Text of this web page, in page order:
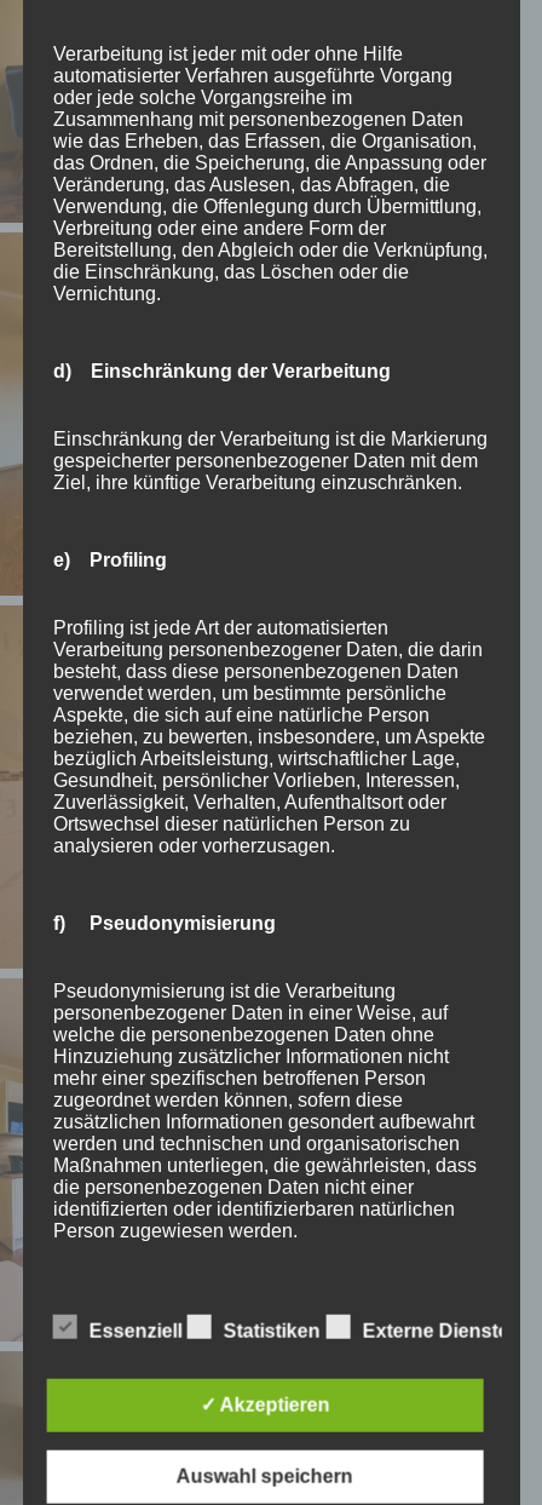
Verarbeitung ist jeder mit oder ohne Hilfe
automatisierter Verfahren ausgeführte Vorgang
oder jede solche Vorgangsreihe im
Zusammenhang mit personenbezogenen Daten
wie das Erheben, das Erfassen, die Organisation,
das Ordnen, die Speicherung, die Anpassung oder
Veränderung, das Auslesen, das Abfragen, die
Verwendung, die Offenlegung durch Übermittlung,
Verbreitung oder eine andere Form der
Bereitstellung, den Abgleich oder die Verknüpfung,
die Einschränkung, das Löschen oder die
Vernichtung.
d) Einschränkung der Verarbeitung
Einschränkung der Verarbeitung ist die Markierung
gespeicherter personenbezogener Daten mit dem
Ziel, ihre künftige Verarbeitung einzuschränken.
e) Profiling
Profiling ist jede Art der automatisierten
Verarbeitung personenbezogener Daten, die darin
besteht, dass diese personenbezogenen Daten
verwendet werden, um bestimmte persönliche
Aspekte, die sich auf eine natürliche Person
beziehen, zu bewerten, insbesondere, um Aspekte
bezüglich Arbeitsleistung, wirtschaftlicher Lage,
Gesundheit, persönlicher Vorlieben, Interessen,
Zuverlässigkeit, Verhalten, Aufenthaltsort oder
Ortswechsel dieser natürlichen Person zu
analysieren oder vorherzusagen.
f) Pseudonymisierung
Pseudonymisierung ist die Verarbeitung
personenbezogener Daten in einer Weise, auf
welche die personenbezogenen Daten ohne
Hinzuziehung zusätzlicher Informationen nicht
mehr einer spezifischen betroffenen Person
zugeordnet werden können, sofern diese
zusätzlichen Informationen gesondert aufbewahrt
werden und technischen und organisatorischen
Maßnahmen unterliegen, die gewährleisten, dass
die personenbezogenen Daten nicht einer
identifizierten oder identifizierbaren natürlichen
Person zugewiesen werden.
Verantwortlicher
Verantwortlicher oder für die Verarbeitung
Verantwortlicher ist die natürliche oder juristische
Zwecke und Mittel der Verarbeitung von
Essenziell Statistiken Externe Dienste
✓ Akzeptieren
Auswahl speichern